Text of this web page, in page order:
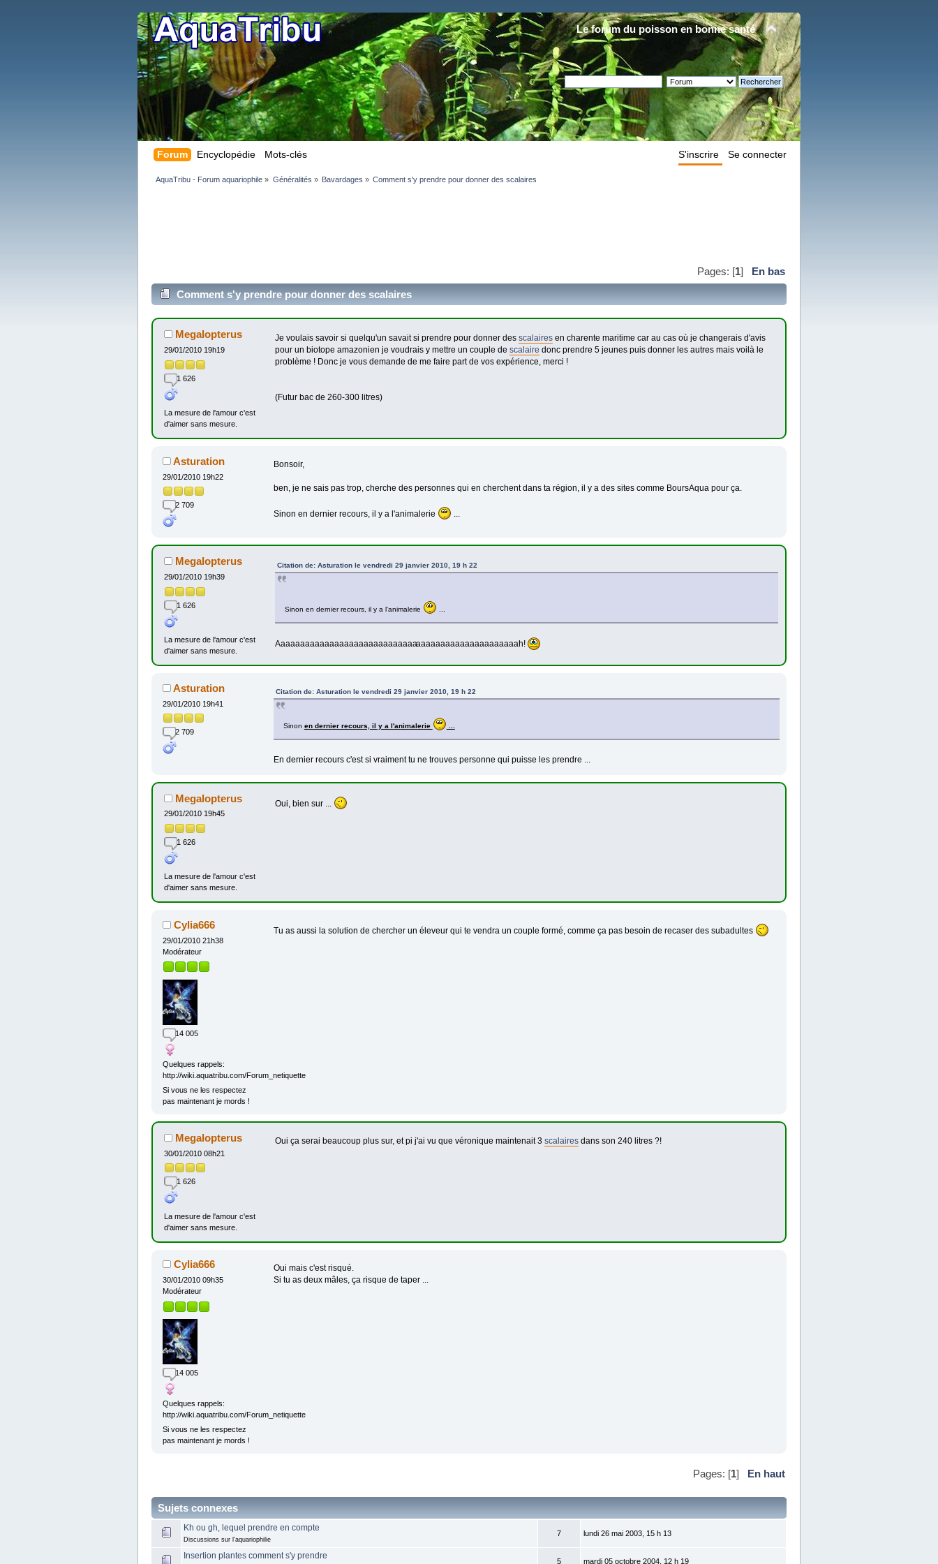
Le forum du poisson en bonne santé
Forum Encyclopédie Mots-clés Se connecter
S'inscrire
AquaTribu - Forum aquariophile » Généralités » Bavardages » Comment s'y prendre pour donner des scalaires
Pages: [1] En bas
Comment s'y prendre pour donner des scalaires
Megalopterus
29/01/2010 19h19
1 626
La mesure de l'amour c'est
d'aimer sans mesure.
Je voulais savoir si quelqu'un savait si prendre pour donner des scalairesen charente maritime car au cas où je changerais d'avis
pour un biotope amazonien je voudrais y mettre un couple de scalaire donc prendre 5 jeunes puis donner les autres mais voilà le
problème ! Donc je vous demande de me faire part de vos expérience, merci !
(Futur bac de 260-300 litres)
Asturation
29/01/2010 19h22
2 709
Bonsoir,
ben, je ne sais pas trop, cherche des personnes qui en cherchent dans ta région, il y a des sites comme BoursAqua pour ça.
Sinon en dernier recours, il y a l'animalerie ...
Megalopterus
29/01/2010 19h39
1 626
La mesure de l'amour c'est
d'aimer sans mesure.
Citation de: Asturation le vendredi 29 janvier 2010, 19 h 22
Sinon en dernier recours, il y a l'animalerie
Aaaaaaaaaaaaaaaaaaaaaaaaaaaaaaaaaaaaaaaaaaaaaaaaaah!
Asturation
29/01/2010 19h41
2 709
Citation de: Asturation le vendredi 29 janvier 2010, 19 h 22
Sinon en dernier recours, il y a l'animalerie ...
En dernier recours c'est si vraiment tu ne trouves personne qui puisse les prendre ...
Megalopterus
29/01/2010 19h45
1 626
La mesure de l'amour c'est
d'aimer sans mesure.
Oui, bien sur ...
Cylia666
29/01/2010 21h38
Modérateur
14 005
Quelques rappels:
http://wiki.aquatribu.com/Forum_netiquette
Si vous ne les respectez
pas maintenant je mords !
Tu as aussi la solution de chercher un éleveur qui te vendra un couple formé, comme ça pas besoin de recaser des subadultes
Megalopterus
30/01/2010 08h21
1 626
La mesure de l'amour c'est
d'aimer sans mesure.
Oui ça serai beaucoup plus sur, et pi j'ai vu que véronique maintenait 3 scalairesdans son 240 litres ?!
Cylia666
30/01/2010 09h35
Modérateur
14 005
Quelques rappels:
http://wiki.aquatribu.com/Forum_netiquette
Si vous ne les respectez
pas maintenant je mords !
Oui mais c'est risqué.
Si tu as deux mâles, ça risque de taper ...
Pages: [1] En haut
Sujets connexes
Kh ou gh, lequel prendre en compte
Discussions sur l'aquariophilie
7 lundi 26 mai 2003, 15 h 13
Insertion plantes comment s'y prendre
5 mardi 05 octobre 2004, 12 h 19